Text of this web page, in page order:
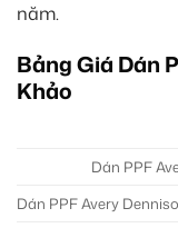
năm.
Bảng Giá Dán
Khảo
Dán PPF
Dán PPF Avery